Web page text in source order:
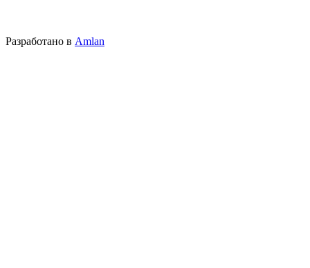
Разработано в Amlan